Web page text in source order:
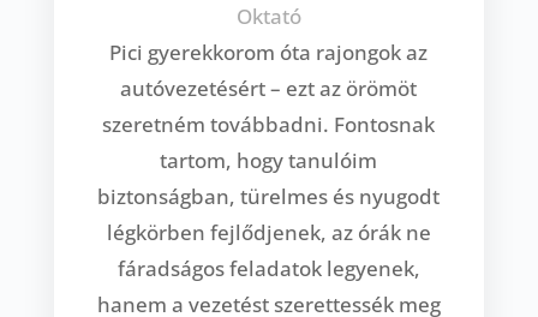
Oktató
Pici gyerekkorom óta rajongok az
autóvezetésért – ezt az örömöt
szeretném továbbadni. Fontosnak
tartom, hogy tanulóim
biztonságban, türelmes és nyugodt
légkörben fejlődjenek, az órák ne
fáradságos feladatok legyenek,
hanem a vezetést szerettessék meg